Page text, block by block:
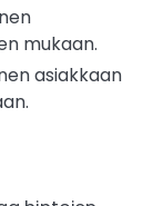
mukaan.
asiakkaan